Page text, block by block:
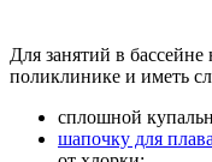
Для занятий в бассейне
поликлинике и иметь
сплошной
шапочку для